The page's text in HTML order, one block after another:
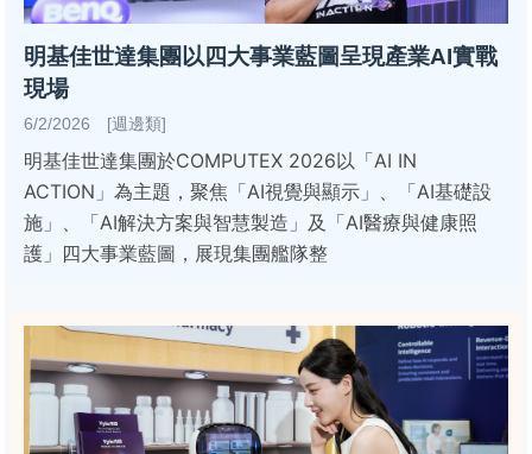
明基佳世達集團以四大事業藍圖呈現產業AI實戰
現場
6/2/2026 [週邊類]
明基佳世達集團於COMPUTEX 2026以「AI IN
ACTION」為主題，聚焦「AI視覺與顯示」、「AI基礎設
施」、「AI解決方案與智慧製造」及「AI醫療與健康照
護」四大事業藍圖，展現集團艦隊整